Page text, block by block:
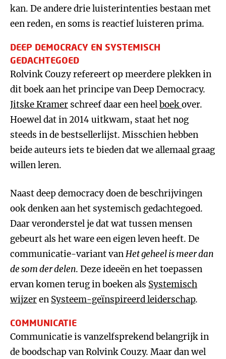
kan. De andere drie luisterintenties bestaan met
een reden, en soms is reactief luisteren prima.
DEEP DEMOCRACY EN SYSTEMISCH
GEDACHTEGOED
Rolvink Couzy refereert op meerdere plekken in
dit boek aan het principe van Deep Democracy.
Jitske Kramer schreef daar een heelboekover.
Hoewel dat in 2014 uitkwam, staat het nog
steeds in de bestsellerlijst. Misschien hebben
beide auteurs iets te bieden dat we allemaal graag
willen leren.
Naast deep democracy doen de beschrijvingen
ook denken aan het systemisch gedachtegoed.
Daar veronderstel je dat wat tussen mensen
gebeurt als het ware een eigen leven heeft. De
communicatie-variant vanHet geheel is meer dan
de som der delen. Deze ideeën en het toepassen
ervan komen terug in boeken als Systemisch
wijzeren Systeem-geïnspireerd leiderschap.
COMMUNICATIE
Communicatie is vanzelfsprekend belangrijk in
de boodschap van Rolvink Couzy. Maar dan wel